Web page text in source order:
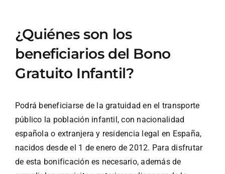
¿Quiénes son los
beneficiarios del Bono
Gratuito Infantil?
Podrá beneficiarse de la gratuidad en el transporte
público la población infantil, con nacionalidad
española o extranjera y residencia legal en España,
nacidos desde el 1 de enero de 2012. Para disfrutar
de esta bonificación es necesario, además de